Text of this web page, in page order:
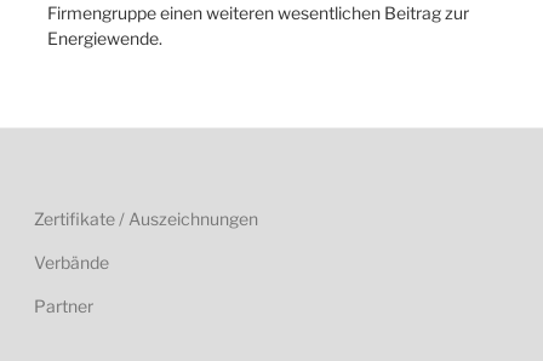
Firmengruppe einen weiteren wesentlichen Beitrag zur
Energiewende.
Zertifikate / Auszeichnungen
Verbände
Partner